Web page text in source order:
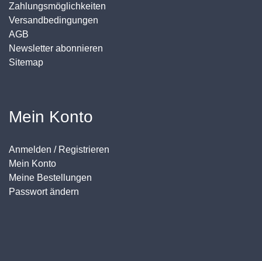
Zahlungsmöglichkeiten
Versandbedingungen
AGB
Newsletter abonnieren
Sitemap
Mein Konto
Anmelden / Registrieren
Mein Konto
Meine Bestellungen
Passwort ändern